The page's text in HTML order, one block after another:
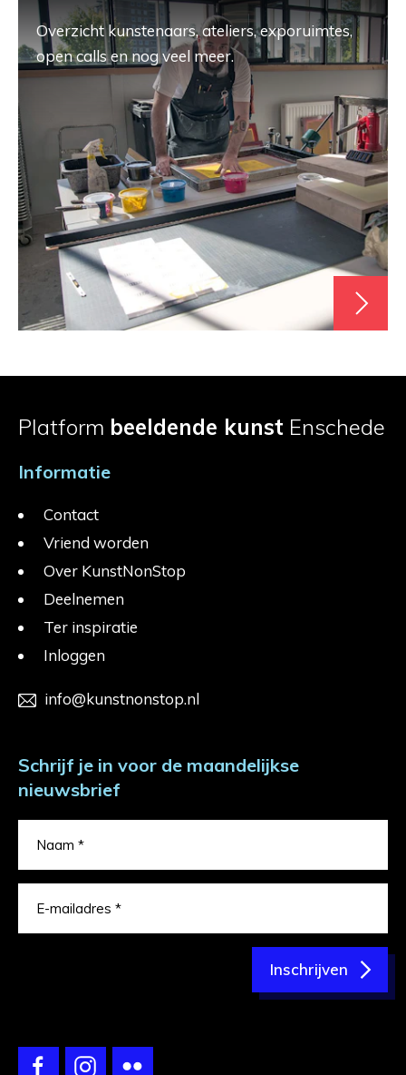
Overzicht kunstenaars, ateliers, exporuimtes,
open calls en nog veel meer.
Platform beeldende kunst Enschede
Informatie
Contact
Vriend worden
Over KunstNonStop
Deelnemen
Ter inspiratie
Inloggen
info@kunstnonstop.nl
Schrijf je in voor de maandelijkse
nieuwsbrief
Inschrijven